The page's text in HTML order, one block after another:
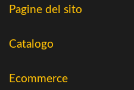
Pagine del sito
Home
Offerte
Catalogo
Ecommerce